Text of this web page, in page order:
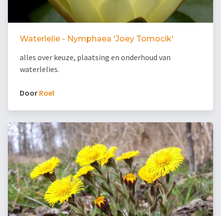
Waterlelie - Nymphaea 'Joey Tomocik'
alles over keuze, plaatsing en onderhoud van
waterlelies.
Door Roel